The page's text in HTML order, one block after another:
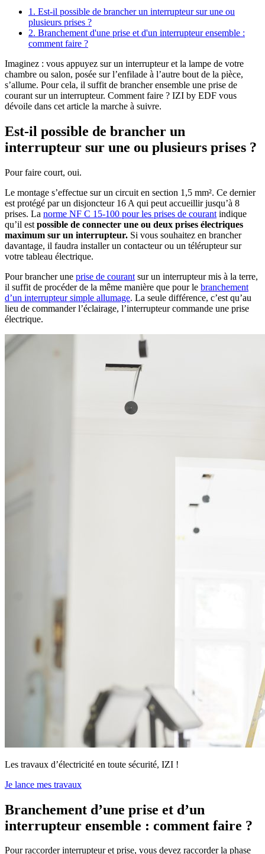
1. Est-il possible de brancher un interrupteur sur une ou
plusieurs prises ?
2. Branchement d'une prise et d'un interrupteur ensemble :
comment faire ?
Imaginez : vous appuyez sur un interrupteur et la lampe de votre
chambre ou salon, posée sur l’enfilade à l’autre bout de la pièce,
s’allume. Pour cela, il suffit de brancher ensemble une prise de
courant sur un interrupteur. Comment faire ? IZI by EDF vous
dévoile dans cet article la marche à suivre.
Est-il possible de brancher un
interrupteur sur une ou plusieurs prises ?
Pour faire court, oui.
Le montage s’effectue sur un circuit en section 1,5 mm². Ce dernier
est protégé par un disjoncteur 16 A qui peut accueillir jusqu’à 8
prises. La norme NF C 15-100 pour les prises de courant indique
qu’il est possible de connecter une ou deux prises électriques
maximum sur un interrupteur. Si vous souhaitez en brancher
davantage, il faudra installer un contacteur ou un télérupteur sur
votre tableau électrique.
Pour brancher une prise de courant sur un interrupteur mis à la terre,
il suffit de procéder de la même manière que pour le branchement
d’un interrupteur simple allumage. La seule différence, c’est qu’au
lieu de commander l’éclairage, l’interrupteur commande une prise
électrique.
Les travaux d’électricité en toute sécurité, IZI !
Je lance mes travaux
Branchement d’une prise et d’un
interrupteur ensemble : comment faire ?
Pour raccorder interrupteur et prise, vous devez raccorder la phase